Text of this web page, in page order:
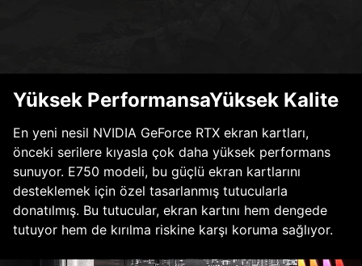
Yüksek PerformansaYüksek Kalite
En yeni nesil NVIDIA GeForce RTX ekran kartları,
önceki serilere kıyasla çok daha yüksek performans
sunuyor. E750 modeli, bu güçlü ekran kartlarını
desteklemek için özel tasarlanmış tutucularla
donatılmış. Bu tutucular, ekran kartını hem dengede
tutuyor hem de kırılma riskine karşı koruma sağlıyor.